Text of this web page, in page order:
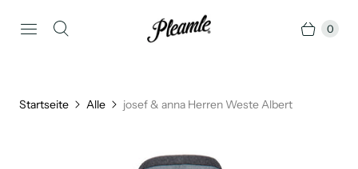
0
Startseite Alle josef & anna Herren Weste Albert